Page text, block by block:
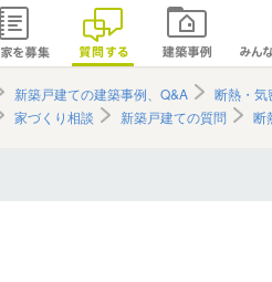
新築戸建ての建築事例、Q&A 断熱・気
家づくり相談 新築戸建ての質問 断